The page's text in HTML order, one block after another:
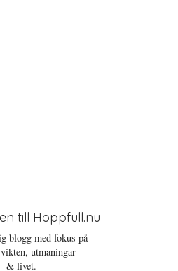
till Hoppfull.nu
blogg med fokus på
utmaningar
& livet.